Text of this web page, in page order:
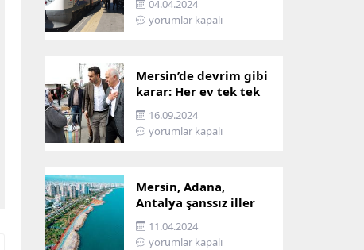
çalışmayacak
04.04.2024
yorumlar kapalı
Mersin’de devrim gibi
karar: Her ev tek tek
incelenecek!
16.09.2024
yorumlar kapalı
Mersin, Adana,
Antalya şanssız iller
arasına girdi: İşte
sebebi…
11.04.2024
yorumlar kapalı